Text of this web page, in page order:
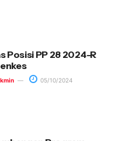
Posisi PP 28 2024-R
05/10/2024